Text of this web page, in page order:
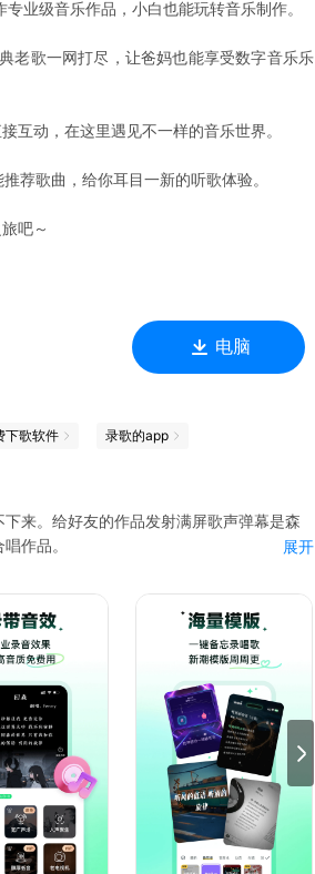
业级音乐作品，小白也能玩转音乐制作。
老歌一网打尽，让爸妈也能享受数字音乐乐
互动，在这里遇见不一样的音乐世界。
荐歌曲，给你耳目一新的听歌体验。
吧～
电脑
下歌软件 录歌的app
来。给好友的作品发射满屏歌声弹幕是森
作品。
模版、特效、配图，唱歌的小烦恼通通为你
但是更重要的，这是一个24小时不打烊的陪
大家互唱弹幕、互送礼物、一起泡歌房……
节等。
展开